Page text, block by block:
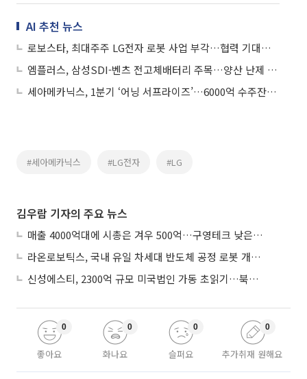
AI 추천 뉴스
로보스타, 최대주주 LG전자 로봇 사업 부각…협력 기대감에 상승세
엠플러스, 삼성SDI-벤츠 전고체배터리 주목…양산 난제 극복 기술 개발 부각에 상승세
세아메카닉스, 1분기 ‘어닝 서프라이즈’…6000억 수주잔고 본격 출하 개시
#세아메카닉스 #LG전자 #LG
김우람 기자의 주요 뉴스
매출 4000억대에 시총은 겨우 500억…구영테크 낮은 몸값에 저가 승계 마무리
라온로보틱스, 국내 유일 차세대 반도체 공정 로봇 개발 ‘고객사 테스트 진행’
신성에스티, 2300억 규모 미국법인 가동 초읽기…북미 ESS 공략 본격화
좋아요
0
화나요
0
슬퍼요
0
추가취재 원해요
0